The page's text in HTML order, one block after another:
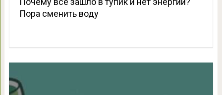
Пора сменить воду